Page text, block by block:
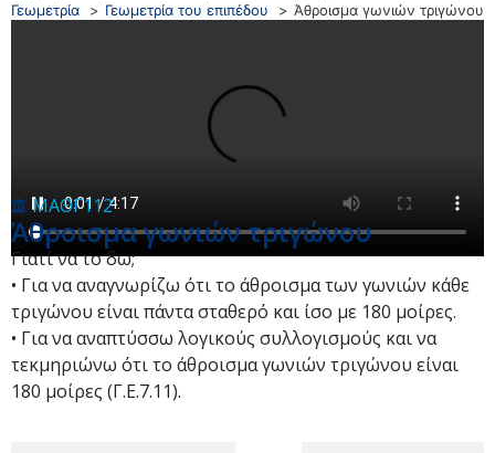
Γεωμετρία
Γεωμετρία του επιπέδου Άθροισμα γωνιών τριγώνου
ΜΑΘΓ112
Άθροισμα γωνιών τριγώνου
Γιατί να το δω;
• Για να αναγνωρίζω ότι το άθροισμα των γωνιών κάθε
τριγώνου είναι πάντα σταθερό και ίσο με 180 μοίρες.
• Για να αναπτύσσω λογικούς συλλογισμούς και να
τεκμηριώνω ότι το άθροισμα γωνιών τριγώνου είναι
180 μοίρες (Γ.Ε.7.11).